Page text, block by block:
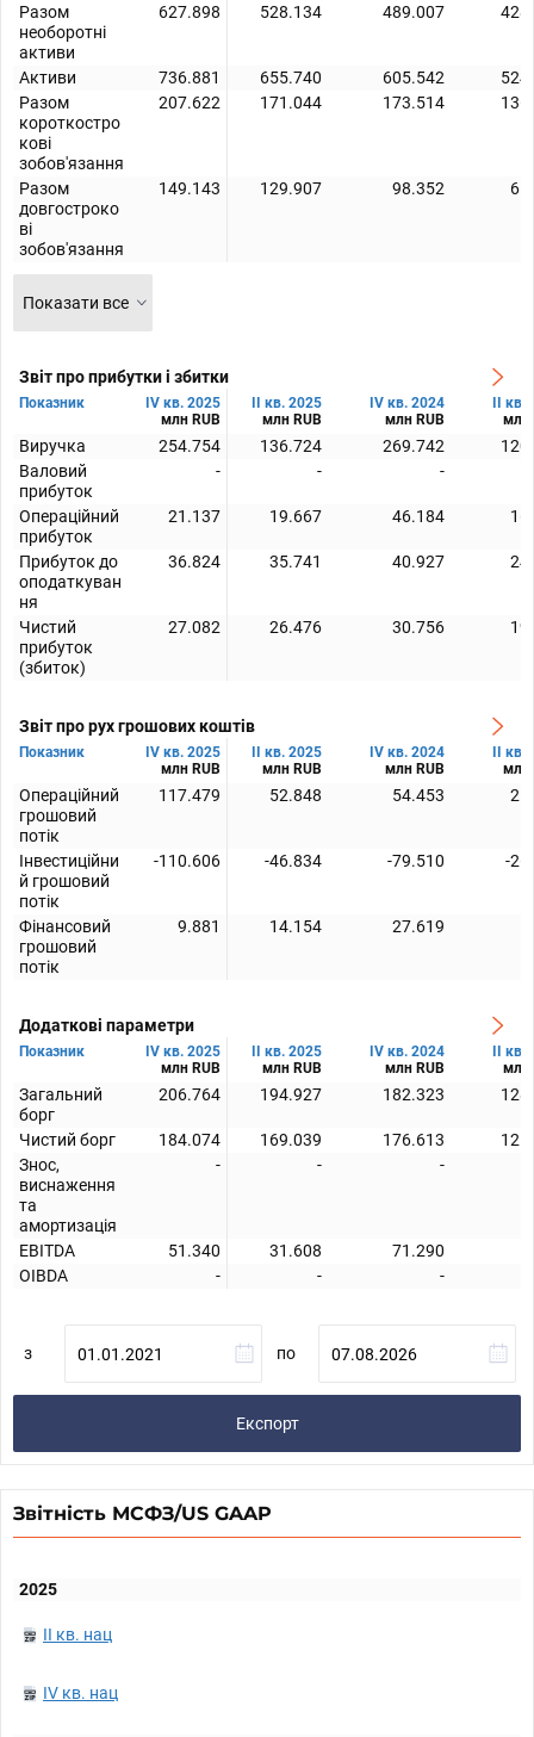
Разом
необоротні
активи
627.898 528.134 489.007
Активи 736.881 655.740 605.542
Разом
короткостро
кові
зобов'язання
207.622 171.044 173.514
Разом
довгостроко
ві
зобов'язання
149.143 129.907 98.352
Показати все
Звіт про прибутки і збитки
Показник
IV кв. 2025
млн RUB
II кв. 2025
млн RUB
IV кв. 2024
млн RUB
II кв.
млн
Виручка 254.754 136.724 269.742
Валовий
прибуток
- - -
Операційний
прибуток
21.137 19.667 46.184
Прибуток до
оподаткуван
ня
36.824 35.741 40.927
Чистий
прибуток
(збиток)
27.082 26.476 30.756
Звіт про рух грошових коштів
Показник
IV кв. 2025
млн RUB
II кв. 2025
млн RUB
IV кв. 2024
млн RUB
II кв.
млн
Операційний
грошовий
потік
117.479 52.848 54.453
Інвестиційни
й грошовий
потік
-110.606 -46.834 -79.510 -
Фінансовий
грошовий
потік
9.881 14.154 27.619
Додаткові параметри
Показник
IV кв. 2025
млн RUB
II кв. 2025
млн RUB
IV кв. 2024
млн RUB
II кв.
млн
Загальний
борг
206.764 194.927 182.323
Чистий борг 184.074 169.039 176.613
Знос,
виснаження
та
амортизація
- - -
EBITDA 51.340 31.608
71.290
OIBDA
- - -
з по
Експорт
Звітність МСФЗ/US GAAP
2025
II кв. нац
IV кв. нац